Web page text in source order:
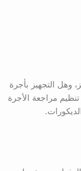
وهل التجهيز بأجرة
مراجعة الأجرة